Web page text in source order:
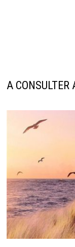
A CONSULTER